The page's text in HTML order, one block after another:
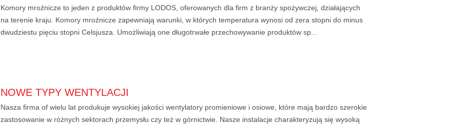
Komory mroźnicze to jeden z produktów firmy LODOS, oferowanych dla firm z branży spożywczej, działających
na terenie kraju. Komory mroźnicze zapewniają warunki, w których temperatura wynosi od zera stopni do minus
dwudziestu pięciu stopni Celsjusza. Umożliwiają one długotrwałe przechowywanie produktów sp...
NOWE TYPY WENTYLACJI
Nasza firma of wielu lat produkuje wysokiej jakości wentylatory promieniowe i osiowe, które mają bardzo szerokie
zastosowanie w różnych sektorach przemysłu czy też w górnictwie. Nasze instalacje charakteryzują się wysoką